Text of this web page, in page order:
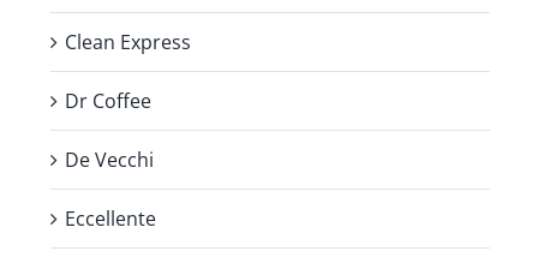
Clean Express
Dr Coffee
De Vecchi
Eccellente